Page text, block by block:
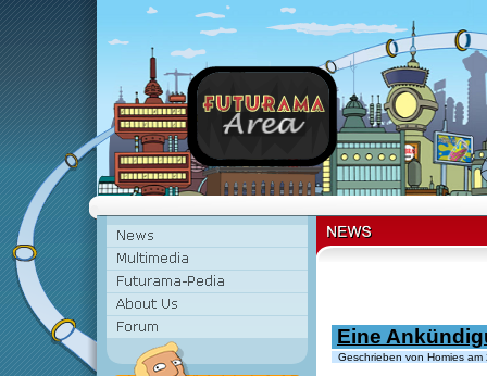
Eine
Geschrieben von Homies